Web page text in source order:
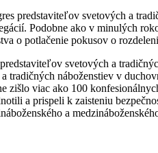
predstaviteľov svetových a
Podobne ako v minulých
o potlačenie pokusov o
svetových a
tradičných náboženstiev v
zišlo viac ako 100
a prispeli k zaisteniu
a